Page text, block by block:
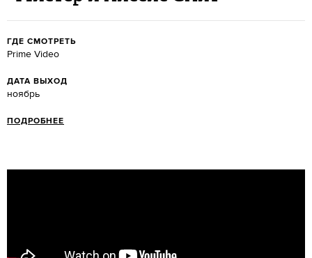
ГДЕ СМОТРЕТЬ
Prime Video
ДАТА ВЫХОД
ноябрь
ПОДРОБНЕЕ